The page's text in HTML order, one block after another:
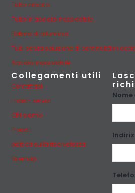
Tubo zincato
Tubo in acciaio inossidabile
Bobina di alluminio
Tubi senza soluzione di continuità in
Acciaio inossidabile
Collegamenti utili
Contattaci
I nostri servizi
Chi siamo
Prodotti
politica sulla riservatezza
Sitemap